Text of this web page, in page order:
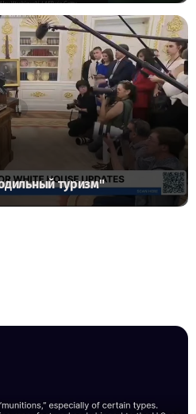
туризм"